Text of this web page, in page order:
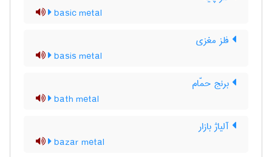
basic metal
فلز مغزی
basis metal
برنج حمّام
bath metal
آلیاژ بازار
bazar metal